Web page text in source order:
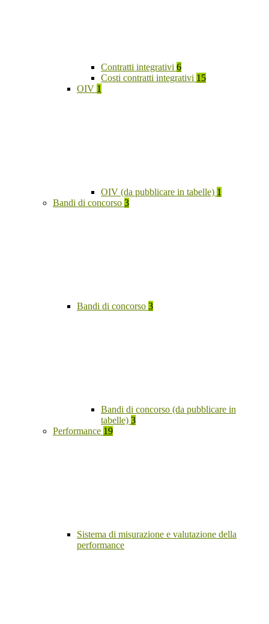
Contratti integrativi 6
Costi contratti integrativi 15
OIV 1
OIV (da pubblicare in tabelle) 1
Bandi di concorso 3
Bandi di concorso 3
Bandi di concorso (da pubblicare in
tabelle) 3
Performance 19
Sistema di misurazione e valutazione della
performance